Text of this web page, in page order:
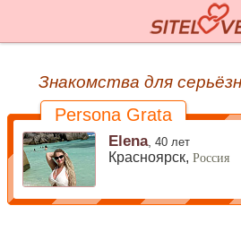
Знакомства для
Persona Grata
Elena,40 лет
Красноярск,Россия